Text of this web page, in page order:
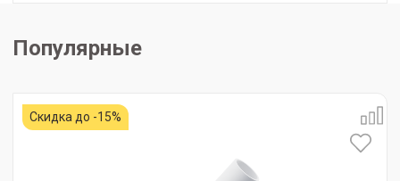
Популярные
Скидка до -15%